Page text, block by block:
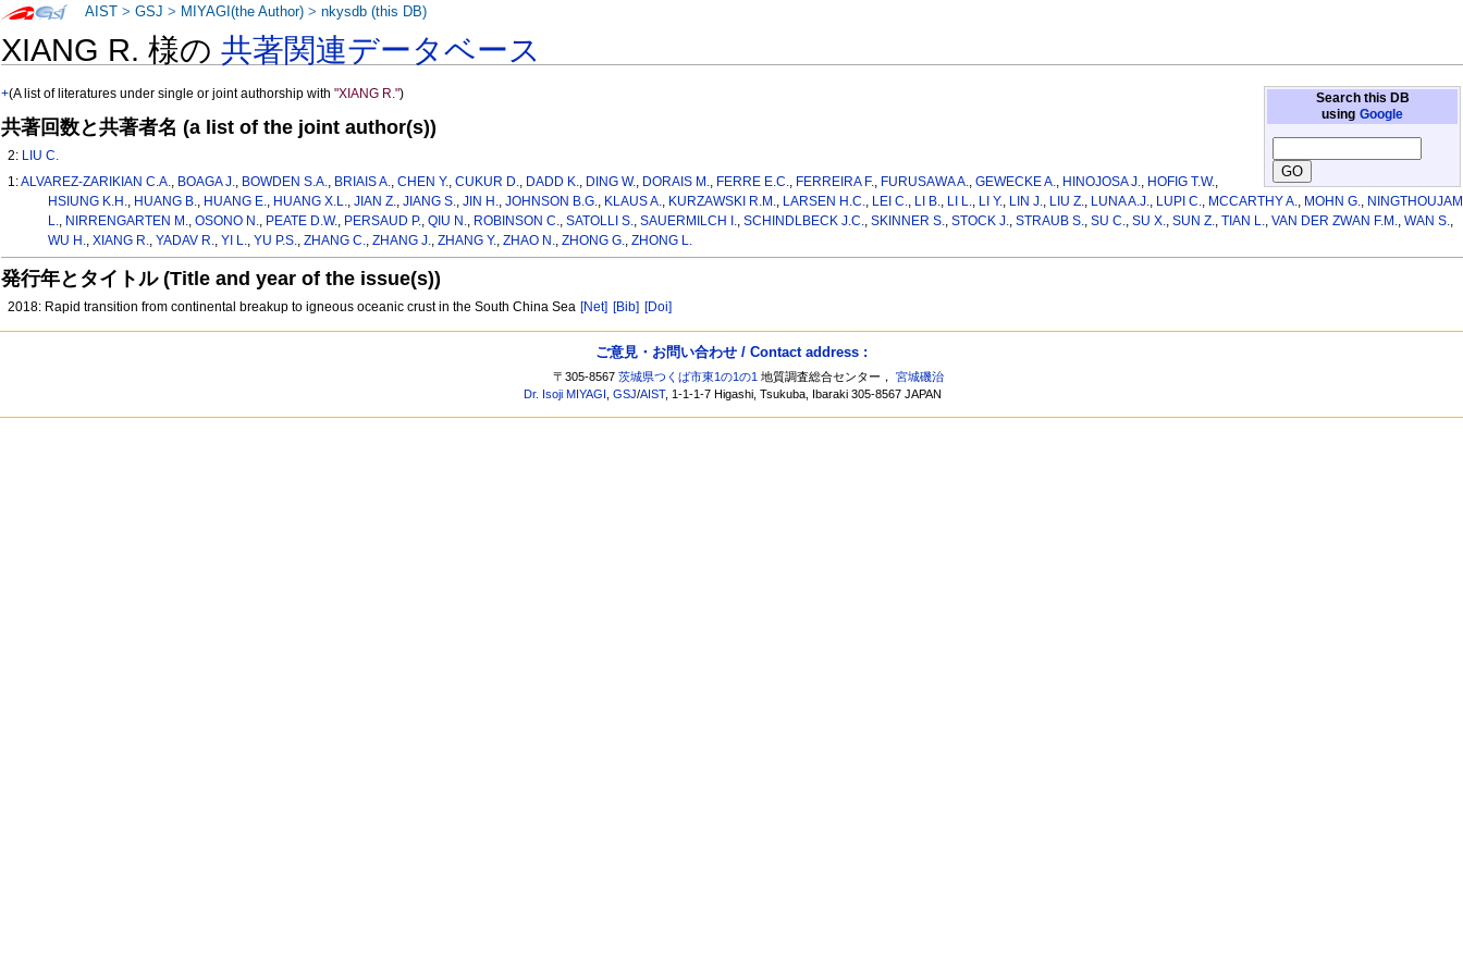
XIANG R. 様の共著関連データベース
Search this DB
using Google
+(A list of literatures under single or joint authorship with"XIANG R.")
共著回数と共著者名 (a list of the joint author(s))
2: LIU C.
1:ALVAREZ-ZARIKIAN C.A., BOAGA J., BOWDEN S.A., BRIAIS A.,CHEN Y.,CUKUR D., DADD K., DING W., DORAIS M., FERRE E.C., FERREIRA F., FURUSAWA A.,GEWECKE A., HINOJOSA J., HOFIG T.W.,
HSIUNG K.H., HUANG B., HUANG E., HUANG X.L., JIAN Z., JIANG S., JIN H., JOHNSON B.G., KLAUS A., KURZAWSKI R.M., LARSEN H.C., LEI C., LI B., LI L., LI Y., LIN J., LIU Z., LUNA A.J., LUPI C., MCCARTHY A., MOHN G., NINGTHOUJAM
L., NIRRENGARTEN M., OSONO N., PEATE D.W., PERSAUD P., QIU N., ROBINSON C., SATOLLI S., SAUERMILCH I., SCHINDLBECK J.C., SKINNER S., STOCK J., STRAUB S., SU C., SU X., SUN Z., TIAN L., VAN DER ZWAN F.M., WAN S.,
WU H., XIANG R., YADAV R., YI L., YU P.S., ZHANG C., ZHANG J., ZHANG Y., ZHAO N., ZHONG G., ZHONG L.
発行年とタイトル (Title and year of the issue(s))
2018: Rapid transition from continental breakup to igneous oceanic crust in the South China Sea [Net] [Bib] [Doi]
AIST >GSJ > MIYAGI(the Author) >nkysdb (this DB)
ご意見・お問い合わせ / Contact address :
〒305-8567茨城県つくば市東1の1の1 地質調査総合センター，宮城磯治
Dr. Isoji MIYAGI ,GSJ/AIST, 1-1-1-7 Higashi, Tsukuba, Ibaraki 305-8567 JAPAN